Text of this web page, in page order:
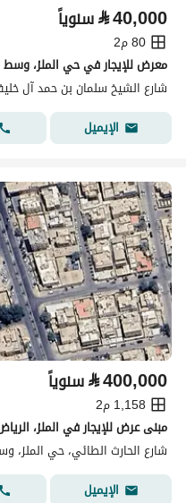
⃁40,000 سنوياً
80 م2
معرض للإيجار في حي الملز، وسط
شارع الشيخ سلمان بن حمد آل
الإيميل
⃁400,000 سنوياً
1,158 م2
مبنى عرض للإيجار في الملز،
شارع الحارث الطائي، حي الملز،
الإيميل